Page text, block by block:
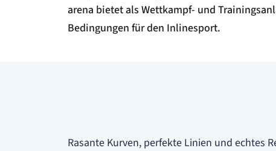
arena bietet als Wettkampf- und
Bedingungen für den Inlinesport.
Rasante Kurven, perfekte Linien und echtes